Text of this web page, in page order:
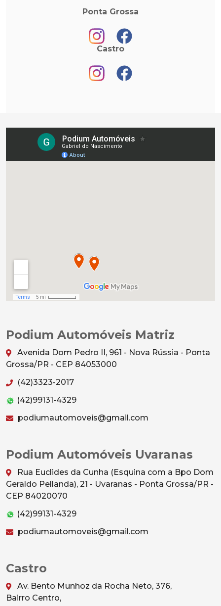
Ponta Grossa
Castro
Podium Automóveis Matriz
Avenida Dom Pedro II, 961 - Nova Rússia - Ponta
Grossa/PR - CEP 84053000
(42)3323-2017
(42)99131-4329
podiumautomoveis@gmail.com
Podium Automóveis Uvaranas
Rua Euclides da Cunha (Esquina com a Bpo Dom
Geraldo Pellanda), 21 - Uvaranas - Ponta Grossa/PR -
CEP 84020070
(42)99131-4329
podiumautomoveis@gmail.com
Castro
Av. Bento Munhoz da Rocha Neto, 376,
Bairro Centro,